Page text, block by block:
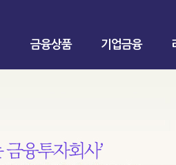
금융상품 기업금융